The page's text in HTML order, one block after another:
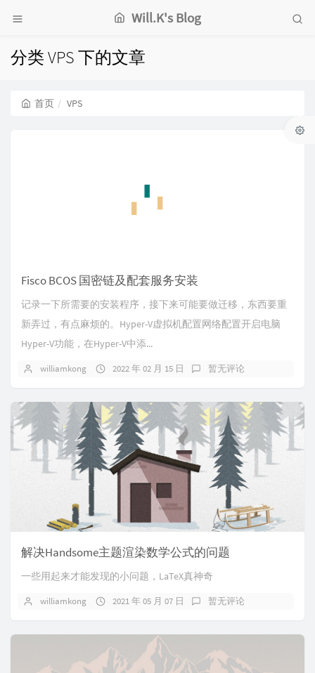
Will.K's Blog
分类 VPS 下的文章
首页 VPS
Fisco BCOS 国密链及配套服务安装
记录一下所需要的安装程序，接下来可能要做迁移，东西要重
新弄过，有点麻烦的。Hyper-V虚拟机配置网络配置开启电脑
Hyper-V功能，在Hyper-V中添...
williamkong 2022 年 02 月 15 日 暂无评论
解决Handsome主题渲染数学公式的问题
一些用起来才能发现的小问题，LaTeX真神奇
williamkong 2021 年 05 月 07 日 暂无评论